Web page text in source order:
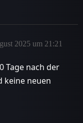
2025 um 21:21
Tage nach der
keine neuen